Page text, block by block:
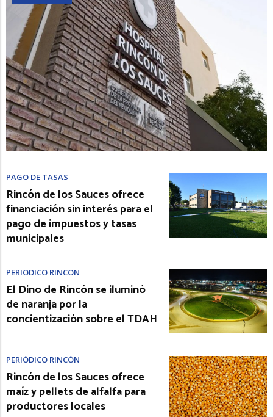
PAGO DE TASAS
Rincón de los Sauces ofrece
financiación sin interés para el
pago de impuestos y tasas
municipales
PERIÓDICO RINCÓN
El Dino de Rincón se iluminó
de naranja por la
concientización sobre el TDAH
PERIÓDICO RINCÓN
Rincón de los Sauces ofrece
maíz y pellets de alfalfa para
productores locales